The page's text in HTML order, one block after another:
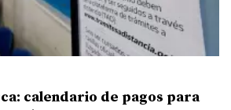
calendario de pagos para